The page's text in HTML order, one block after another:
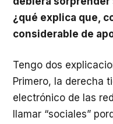
¿qué explica que,
considerable de
Tengo dos
Primero, la derecha
electrónico de las
llamar “sociales”